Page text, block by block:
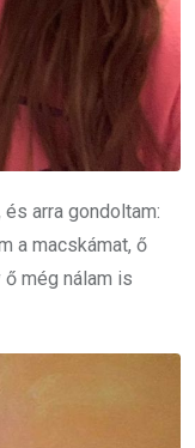
arra gondoltam:
a macskámat, ő
még nálam is